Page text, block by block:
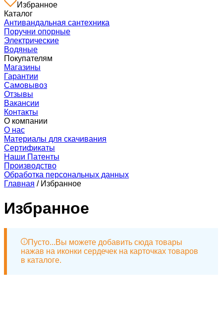
Избранное
Каталог
Антивандальная сантехника
Поручни опорные
Электрические
Водяные
Покупателям
Магазины
Гарантии
Самовывоз
Отзывы
Вакансии
Контакты
О компании
О нас
Материалы для скачивания
Сертификаты
Наши Патенты
Производство
Обработка персональных данных
Главная / Избранное
Избранное
Пусто...Вы можете добавить сюда товары
нажав на иконки сердечек на карточках товаров
в каталоге.